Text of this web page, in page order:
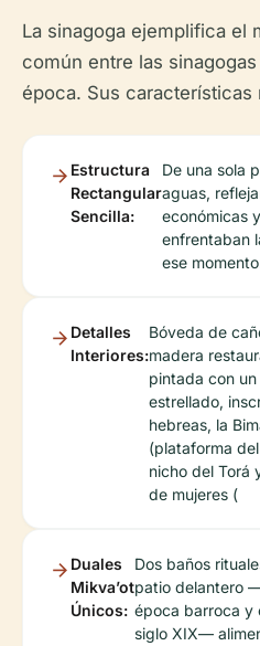
La sinagoga ejemplifica el
común entre las
época. Sus características
Estructura
Rectangular
Sencilla:
De una sola
aguas,
económicas
enfrentaban
ese
Detalles
Interiores:
Bóveda de
madera
pintada con un
estrellado,
hebreas, la
(plataforma
nicho del Torá
de mujeres (
Duales
Mikva’ot
Únicos:
Dos baños
patio delantero
época barroca y
siglo XIX—